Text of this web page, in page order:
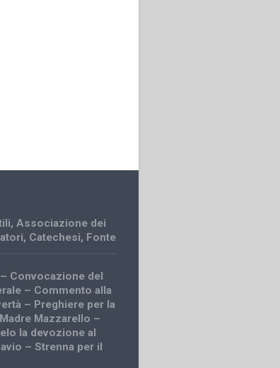
,Associazione dei
, Catechesi, Fonte
Convocazione del
– Commento alla
– Preghiere per la
Mazzarello –
la devozione al
– Strenna per il